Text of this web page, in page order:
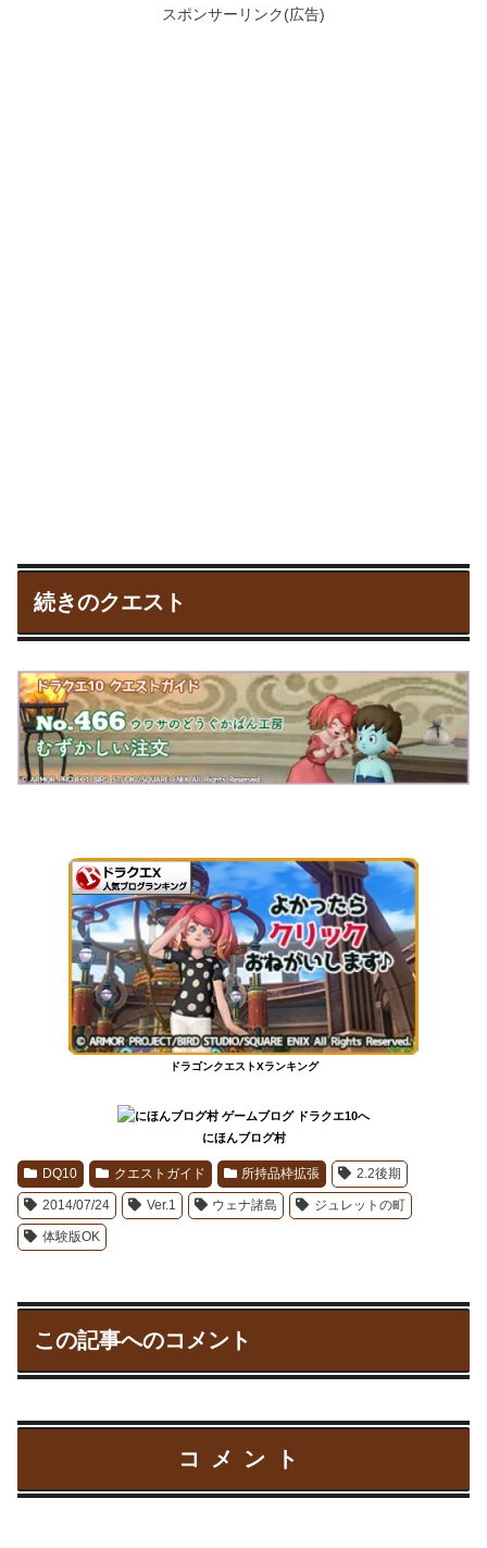
スポンサーリンク(広告)
続きのクエスト
ドラゴンクエストXランキング
にほんブログ村
DQ10 クエストガイド 所持品枠拡張 2.2後期
2014/07/24 Ver.1 ウェナ諸島 ジュレットの町
体験版OK
この記事へのコメント
コメント